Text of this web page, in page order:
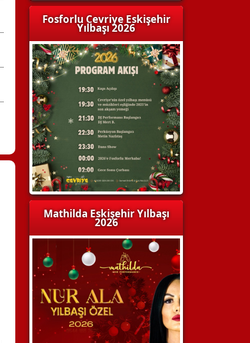
Fosforlu Cevriye Eskişehir
Yılbaşı 2026
Mathilda Eskişehir Yılbaşı
2026